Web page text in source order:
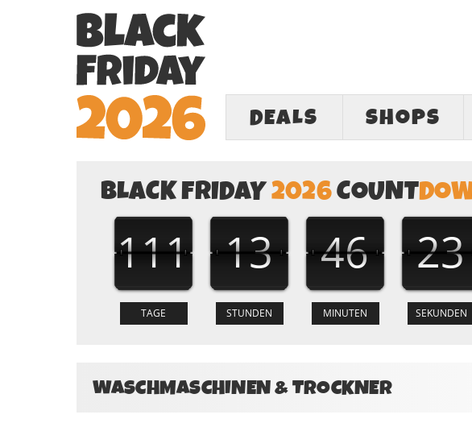
DEALS SHOPS
BLACK FRIDAY2026COUNT
111 13 46 22
WASCHMASCHINEN & TROCKNER